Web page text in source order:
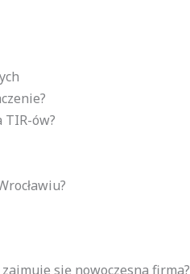
TIR-ów?
się nowoczesna firma?